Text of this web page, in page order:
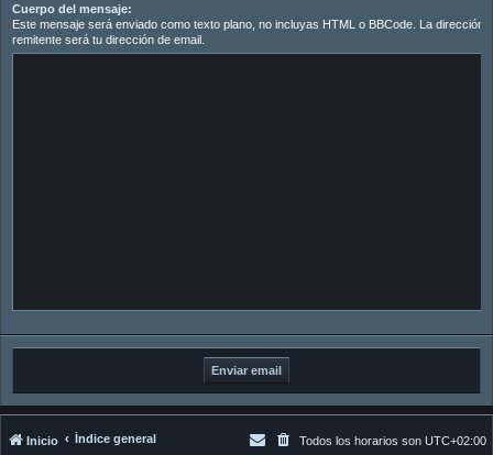
Cuerpo del mensaje:
Este mensaje será enviado como texto plano, no incluyas HTML o BBCode. La dirección
remitente será tu dirección de email.
Inicio Índice general Todos los horarios son UTC+02:00